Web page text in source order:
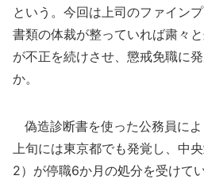
という。今回は上司のファイン
書類の体裁が整っていれば粛々
が不正を続けさせ、懲戒免職に
か。
偽造診断書を使った公務員に
上旬には東京都でも発覚し、中
2）が停職6か月の処分を受けてい